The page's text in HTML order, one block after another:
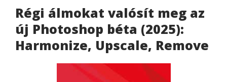
Régi álmokat valósít meg az
új Photoshop béta (2025):
Harmonize, Upscale, Remove